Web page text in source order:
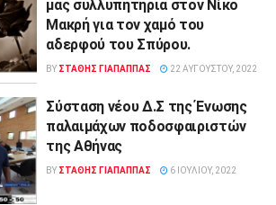
μας συλλυπητήρια στον Νίκο
Μακρή για τον χαμό του
αδερφού του Σπύρου.
BY ΣΤΑΘΗΣ ΓΊΑΠΑΠΠΑΣ 22 ΑΥΓΟΎΣΤΟΥ, 2022
Σύσταση νέου Δ.Σ της Ένωσης
παλαιμάχων ποδοσφαιριστών
της Αθήνας
BY ΣΤΑΘΗΣ ΓΊΑΠΑΠΠΑΣ 6 ΙΟΥΛΊΟΥ, 2022